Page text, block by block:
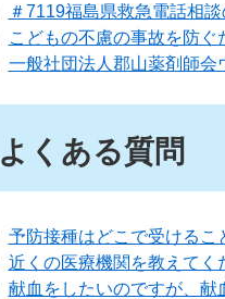
＃7119福島県救急電話相
こどもの不慮の事故を防ぐ
一般社団法人郡山薬剤師会
よくある質問
予防接種はどこで受けるこ
近くの医療機関を教えてく
献血をしたいのですが、献